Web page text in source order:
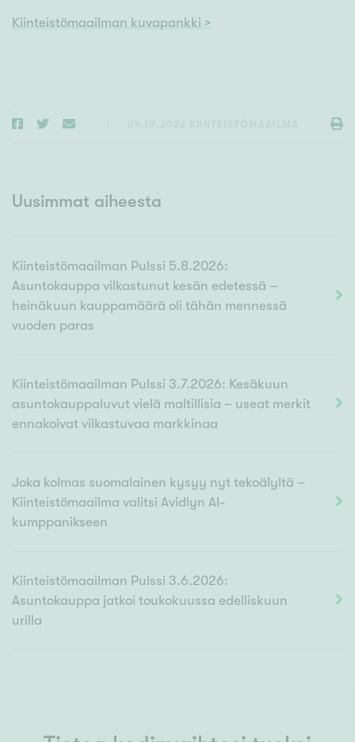
Kiinteistömaailman kuvapankki >
Uusimmat aiheesta
Kiinteistömaailman Pulssi 5.8.2026:
Asuntokauppa vilkastunut kesän edetessä –
heinäkuun kauppamäärä oli tähän mennessä
vuoden paras
Kiinteistömaailman Pulssi 3.7.2026: Kesäkuun
asuntokauppaluvut vielä maltillisia – useat merkit
ennakoivat vilkastuvaa markkinaa
Joka kolmas suomalainen kysyy nyt tekoälyltä –
Kiinteistömaailma valitsi Avidlyn AI-
kumppanikseen
Kiinteistömaailman Pulssi 3.6.2026:
Asuntokauppa jatkoi toukokuussa edelliskuun
urilla